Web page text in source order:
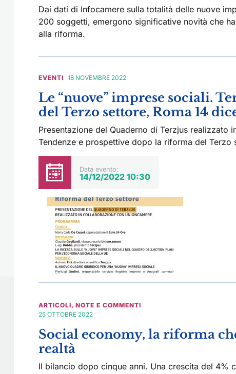
Dai dati di Infocamere sulla totalità delle nuove
200 soggetti, emergono significative novità che
alla riforma.
EVENTI 18 NOVEMBRE 2022
Le “nuove” imprese sociali.
del Terzo settore, Roma 14
Presentazione del Quaderno di Terzjus
Tendenze e prospettive dopo la riforma del Terzo
Data evento:
14/12/2022 10:30
ARTICOLI, NOTE E COMMENTI
25 OTTOBRE 2022
Social economy, la riforma
realtà
Il bilancio dopo cinque anni. Una crescita del 4%